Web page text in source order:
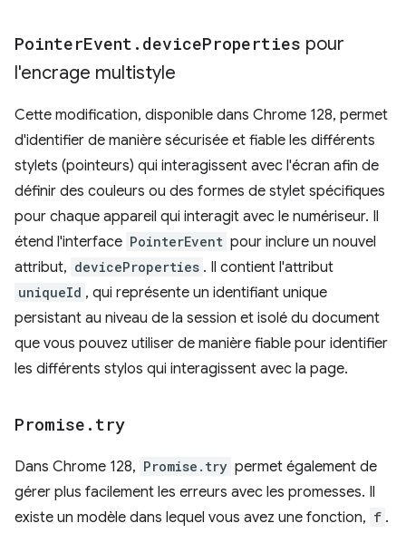
PointerEvent . deviceProperties pour
l'encrage multistyle
Cette modification, disponible dans Chrome 128, permet
d'identifier de manière sécurisée et fiable les différents
stylets (pointeurs) qui interagissent avec l'écran afin de
définir des couleurs ou des formes de stylet spécifiques
pour chaque appareil qui interagit avec le numériseur. Il
étend l'interface PointerEvent pour inclure un nouvel
attribut, deviceProperties . Il contient l'attribut
uniqueId , qui représente un identifiant unique
persistant au niveau de la session et isolé du document
que vous pouvez utiliser de manière fiable pour identifier
les différents stylos qui interagissent avec la page.
Promise . try
Dans Chrome 128, Promise.try permet également de
gérer plus facilement les erreurs avec les promesses. Il
existe un modèle dans lequel vous avez une fonction, f .